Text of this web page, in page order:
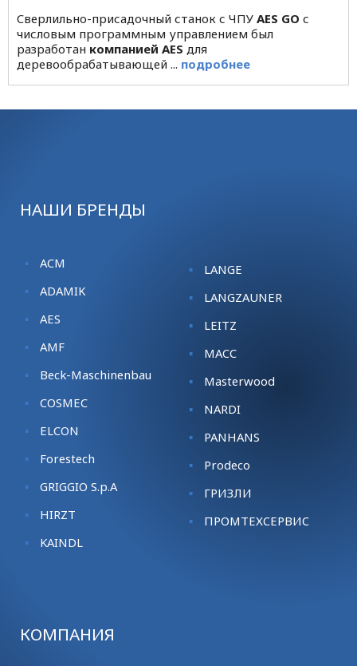
Cверлильно-присадочный станок с ЧПУ AES GO с
числовым программным управлением был
разработан компанией AES для
деревообрабатывающей ... подробнее
НАШИ БРЕНДЫ
ACM
ADAMIK
AES
AMF
Beck-Maschinenbau
COSMEC
ELCON
Forestech
GRIGGIO S.p.A
HIRZT
KАINDL
LANGE
LANGZAUNER
LEITZ
MACC
Masterwood
NARDI
PANHANS
Prodeco
ГРИЗЛИ
ПРОМТЕХСЕРВИС
КОМПАНИЯ